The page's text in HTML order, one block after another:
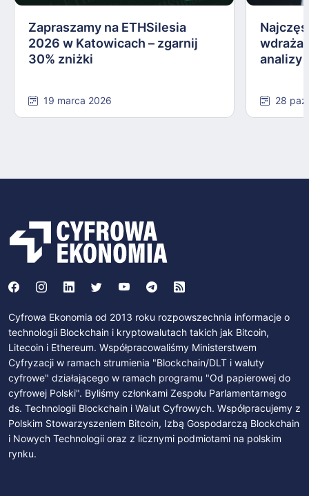
Zapraszamy na ETHSilesia
2026 w Katowicach – zgarnij
30% zniżki
19 marca 2026
analizy
28
Cyfrowa Ekonomia od 2013 roku rozpowszechnia informacje o
technologii Blockchain i kryptowalutach takich jak Bitcoin,
Litecoin i Ethereum. Współpracowaliśmy Ministerstwem
Cyfryzacji w ramach strumienia "Blockchain/DLT i waluty
cyfrowe" działającego w ramach programu "Od papierowej do
cyfrowej Polski". Byliśmy członkami Zespołu Parlamentarnego
ds. Technologii Blockchain i Walut Cyfrowych. Współpracujemy z
Polskim Stowarzyszeniem Bitcoin, Izbą Gospodarczą Blockchain
i Nowych Technologii oraz z licznymi podmiotami na polskim
rynku.